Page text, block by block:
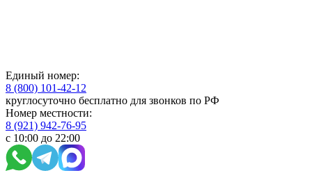
Единый номер:
8 (800) 101-42-12
круглосуточно бесплатно для звонков по РФ
Номер местности:
8 (921) 942-76-95
с 10:00 до 22:00